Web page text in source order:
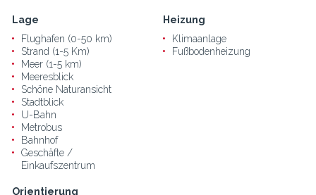
Lage
Flughafen (0-50 km)
Strand (1-5 Km)
Meer (1-5 km)
Meeresblick
Schöne Naturansicht
Stadtblick
U-Bahn
Metrobus
Bahnhof
Geschäfte /
Einkaufszentrum
Heizung
Klimaanlage
Fußbodenheizung
Orientierung